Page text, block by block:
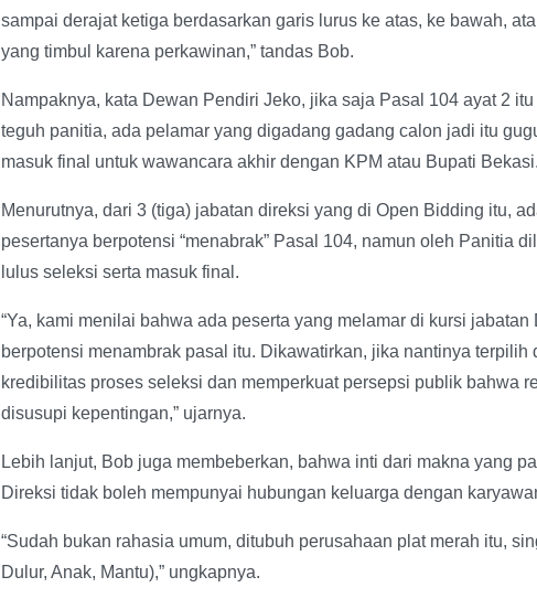
sampai derajat ketiga berdasarkan garis lurus ke atas, ke bawah,
yang timbul karena perkawinan,” tandas Bob.
Nampaknya, kata Dewan Pendiri Jeko, jika saja Pasal 104 ayat 2
teguh panitia, ada pelamar yang digadang gadang calon jadi itu
masuk final untuk wawancara akhir dengan KPM atau Bupati Bekasi.
Menurutnya, dari 3 (tiga) jabatan direksi yang di Open Bidding itu,
pesertanya berpotensi “menabrak” Pasal 104, namun oleh Panitia
lulus seleksi serta masuk final.
“Ya, kami menilai bahwa ada peserta yang melamar di kursi
berpotensi menambrak pasal itu. Dikawatirkan, jika nantinya
kredibilitas proses seleksi dan memperkuat persepsi publik bahwa
disusupi kepentingan,” ujarnya.
Lebih lanjut, Bob juga membeberkan, bahwa inti dari makna yang
Direksi tidak boleh mempunyai hubungan keluarga dengan
“Sudah bukan rahasia umum, ditubuh perusahaan plat merah itu,
Dulur, Anak, Mantu),” ungkapnya.